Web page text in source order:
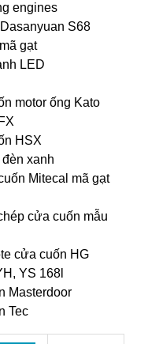
engines
S68
gạt
LED
motor ống Kato
HSX
xanh
Mitecal mã gạt
cửa cuốn mẫu
cửa cuốn HG
YS 168l
Masterdoor
Tec